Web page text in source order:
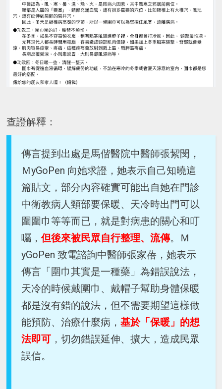
查證解釋：
傳言提到出處是馬偕醫院中醫師張絜閔，
ＭyGoPen 向她求證，她表示自己知曉這
篇貼文，部分內容確實可能出自她在門診
中衛教病人頸部要保暖、天冷時出門可以
圍圍巾等等而已，就是對病患的關心和叮
囑，但後來被民眾自行整理、流傳。Ｍ
yGoPen 致電諮詢中醫師張家蓓，她表示
傳言「圍巾其實是一種藥」為錯誤說法，
天冷的時候戴圍巾、戴帽子幫助身體保暖
都是沒有錯的說法，但不需要期望這樣做
能預防、治療什麼病，基於「保暖」的想
法即可 ，切勿錯誤延伸、擴大，造成民眾
誤信。